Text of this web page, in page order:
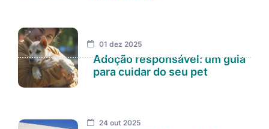
01 dez 2025
Adoção responsável: um guia
para cuidar do seu pet
24 out 2025